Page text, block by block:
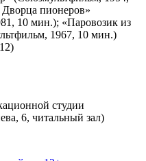
пионеров»
10 мин.); «Паровозик из
1967, 10 мин.)
студии
6, читальный зал)